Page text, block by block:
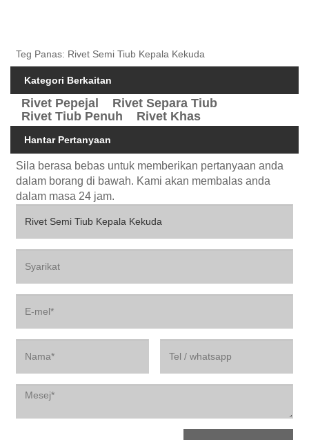
Teg Panas: Rivet Semi Tiub Kepala Kekuda
Kategori Berkaitan
Rivet Pepejal
Rivet Separa Tiub
Rivet Tiub Penuh
Rivet Khas
Hantar Pertanyaan
Sila berasa bebas untuk memberikan pertanyaan anda
dalam borang di bawah. Kami akan membalas anda
dalam masa 24 jam.